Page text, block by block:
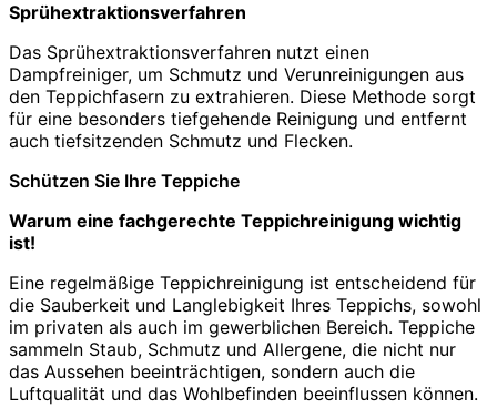
Sprühextraktionsverfahren
Das Sprühextraktionsverfahren nutzt einen
Dampfreiniger, um Schmutz und Verunreinigungen aus
den Teppichfasern zu extrahieren. Diese Methode sorgt
für eine besonders tiefgehende Reinigung und entfernt
auch tiefsitzenden Schmutz und Flecken.
Schützen Sie Ihre Teppiche
Warum eine fachgerechte Teppichreinigung wichtig
ist!
Eine regelmäßige Teppichreinigung ist entscheidend für
die Sauberkeit und Langlebigkeit Ihres Teppichs, sowohl
im privaten als auch im gewerblichen Bereich. Teppiche
sammeln Staub, Schmutz und Allergene, die nicht nur
das Aussehen beeinträchtigen, sondern auch die
Luftqualität und das Wohlbefinden beeinflussen können.